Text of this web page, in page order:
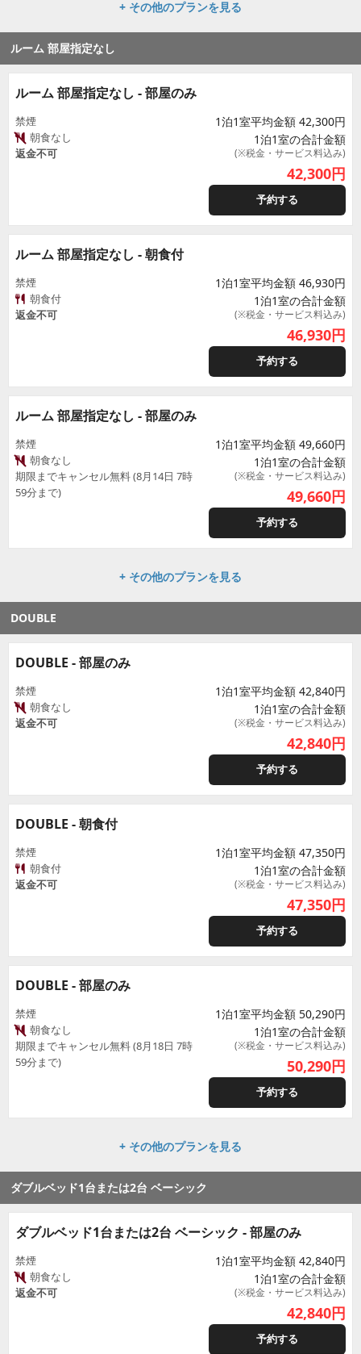
+ その他のプランを見る
ルーム 部屋指定なし
ルーム 部屋指定なし - 部屋のみ
禁煙
朝食なし
返金不可
1泊1室平均金額 42,300円
1泊1室の合計金額
(※税金・サービス料込み)
42,300円
予約する
ルーム 部屋指定なし - 朝食付
禁煙
朝食付
返金不可
1泊1室平均金額 46,930円
1泊1室の合計金額
(※税金・サービス料込み)
46,930円
予約する
ルーム 部屋指定なし - 部屋のみ
禁煙
朝食なし
期限までキャンセル無料 (8月14日 7時
59分まで)
1泊1室平均金額 49,660円
1泊1室の合計金額
(※税金・サービス料込み)
49,660円
予約する
+ その他のプランを見る
DOUBLE
DOUBLE - 部屋のみ
禁煙
朝食なし
返金不可
1泊1室平均金額 42,840円
1泊1室の合計金額
(※税金・サービス料込み)
42,840円
予約する
DOUBLE - 朝食付
禁煙
朝食付
返金不可
1泊1室平均金額 47,350円
1泊1室の合計金額
(※税金・サービス料込み)
47,350円
予約する
DOUBLE - 部屋のみ
禁煙
朝食なし
期限までキャンセル無料 (8月18日 7時
59分まで)
1泊1室平均金額 50,290円
1泊1室の合計金額
(※税金・サービス料込み)
50,290円
予約する
+ その他のプランを見る
ダブルベッド1台または2台 ベーシック
ダブルベッド1台または2台 ベーシック - 部屋のみ
禁煙
朝食なし
返金不可
1泊1室平均金額 42,840円
1泊1室の合計金額
(※税金・サービス料込み)
42,840円
予約する